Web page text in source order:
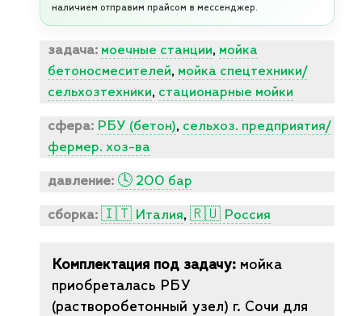
На видео может быть продемонстрирован
оборудования и комплектации
наличием отправим прайсом в мессенджер.
задача: моечные станции, мойка
бетоносмесителей, мойка спецтехники/
сельхозтехники, стационарные мойки
сфера: РБУ (бетон), сельхоз. предприятия/
фермер. хоз-ва
давление: 🕓 200 бар
сборка: 🇮🇹 Италия, 🇷🇺 Россия
Комплектация под задачу: мойка
приобреталась РБУ
(растворобетонный узел) г. Сочи для